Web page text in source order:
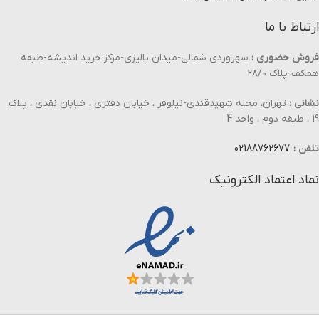
ارتباط با ما
فروش حضوری : سهروردی شمالی-میدان پالیزی-مرکز خرید اندیشه-طبقه
همکف-پلاک ۲۸/۰
نشانی : تهران، محله شهیدقندی-نیلوفر ، خیابان دفتری ، خیابان نقدی ، پلاک
19 ، طبقه دوم ، واحد 4
تلفن : 02188762677
نماد اعتماد الکترونیک